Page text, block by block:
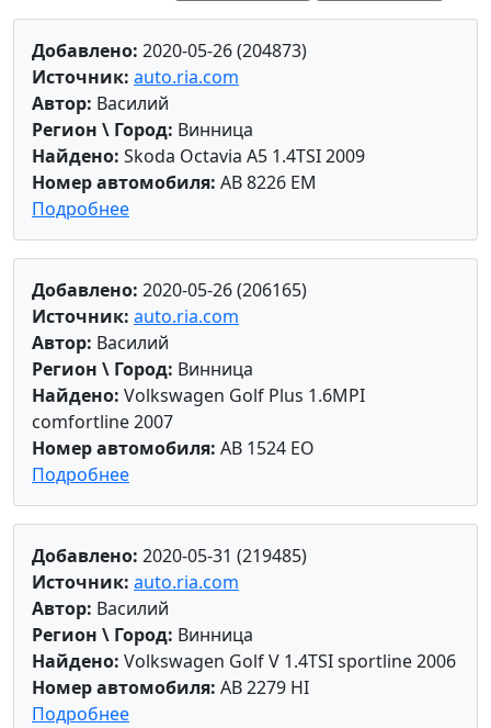
Добавлено: 2020-05-26 (204873)
Источник: auto.ria.com
Автор: Василий
Регион \ Город: Винница
Найдено: Skoda Octavia A5 1.4TSI 2009
Номер автомобиля: AB 8226 EM
Подробнее
Добавлено: 2020-05-26 (206165)
Источник: auto.ria.com
Автор: Василий
Регион \ Город: Винница
Найдено: Volkswagen Golf Plus 1.6MPI
comfortline 2007
Номер автомобиля: AB 1524 EO
Подробнее
Добавлено: 2020-05-31 (219485)
Источник: auto.ria.com
Автор: Василий
Регион \ Город: Винница
Найдено: Volkswagen Golf V 1.4TSI sportline 2006
Номер автомобиля: AB 2279 HI
Подробнее